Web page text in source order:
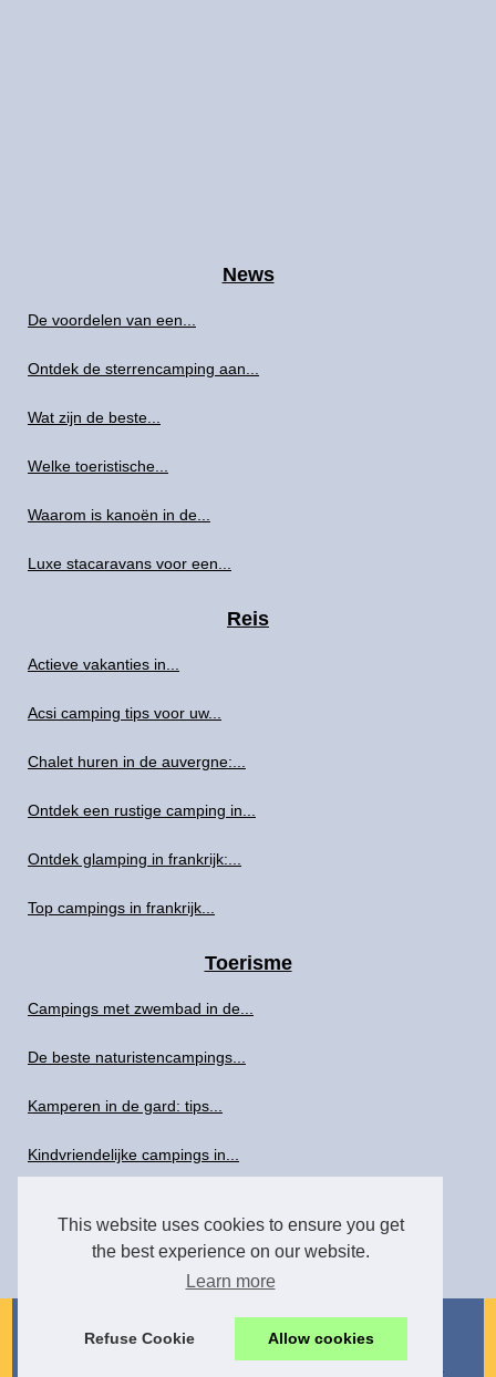
This website uses cookies to ensure you get
the best experience on our website.
Learn more
Refuse Cookie Allow cookies
News
De voordelen van een...
Ontdek de sterrencamping aan...
Wat zijn de beste...
Welke toeristische...
Waarom is kanoën in de...
Luxe stacaravans voor een...
Reis
Actieve vakanties in...
Acsi camping tips voor uw...
Chalet huren in de auvergne:...
Ontdek een rustige camping in...
Ontdek glamping in frankrijk:...
Top campings in frankrijk...
Toerisme
Campings met zwembad in de...
De beste naturistencampings...
Kamperen in de gard: tips...
Kindvriendelijke campings in...
Welke campings liggen aan de...
Casadonamaria.nl/Cookies Policy//
Powered by
vBulletin®Version 5.7.0